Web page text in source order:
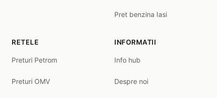
Pret benzina Iasi
RETELE
Preturi Petrom
Preturi OMV
INFORMATII
Info hub
Despre noi